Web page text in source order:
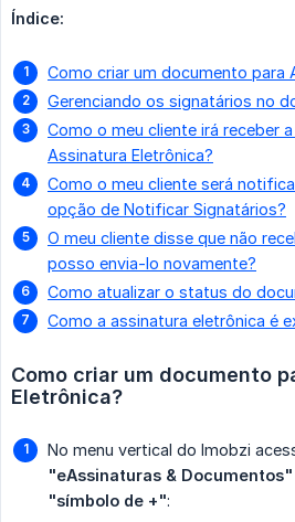
Índice:
Como criar um documento para
Gerenciando os signatários no
Como o meu cliente irá receber
Assinatura Eletrônica?
Como o meu cliente será
opção de Notificar Signatários?
O meu cliente disse que não
posso envia-lo novamente?
Como atualizar o status do
Como a assinatura eletrônica é
Como criar um documento
Eletrônica?
No menu vertical do Imobzi
"eAssinaturas & Documentos"
"símbolo de +":